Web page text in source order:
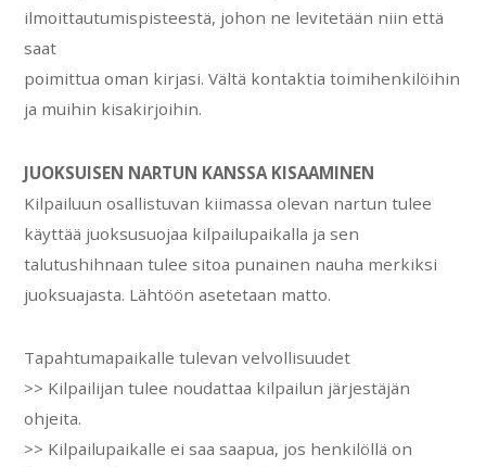
ilmoittautumispisteestä, johon ne levitetään niin että
saat
poimittua oman kirjasi. Vältä kontaktia toimihenkilöihin
ja muihin kisakirjoihin.
JUOKSUISEN NARTUN KANSSA KISAAMINEN
Kilpailuun osallistuvan kiimassa olevan nartun tulee
käyttää juoksusuojaa kilpailupaikalla ja sen
talutushihnaan tulee sitoa punainen nauha merkiksi
juoksuajasta. Lähtöön asetetaan matto.
Tapahtumapaikalle tulevan velvollisuudet
>> Kilpailijan tulee noudattaa kilpailun järjestäjän
ohjeita.
>> Kilpailupaikalle ei saa saapua, jos henkilöllä on